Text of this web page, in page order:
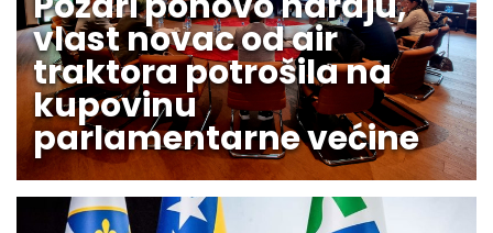
vlast novac od air
traktora potrošila na
kupovinu
parlamentarne većine